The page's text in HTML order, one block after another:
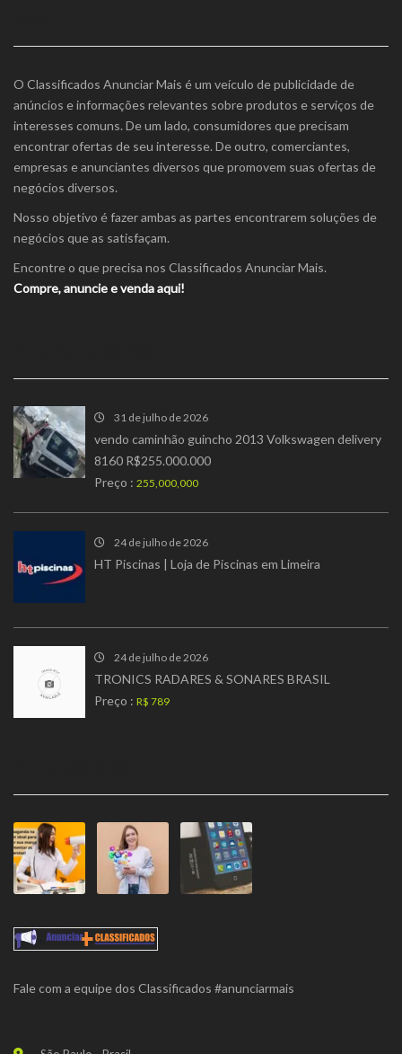
O Classificados Anunciar Mais é um veículo de publicidade de
anúncios e informações relevantes sobre produtos e serviços de
interesses comuns. De um lado, consumidores que precisam
encontrar ofertas de seu interesse. De outro, comerciantes,
empresas e anunciantes diversos que promovem suas ofertas de
negócios diversos.
Nosso objetivo é fazer ambas as partes encontrarem soluções de
negócios que as satisfaçam.
Encontre o que precisa nos Classificados Anunciar Mais.
Compre, anuncie e venda aqui!
31 de julho de 2026
vendo caminhão guincho 2013 Volkswagen delivery
8160 R$255.000.000
Preço : 255,000,000
24 de julho de 2026
HT Piscinas | Loja de Piscinas em Limeira
24 de julho de 2026
TRONICS RADARES & SONARES BRASIL
Preço : R$ 789
Fale com a equipe dos Classificados #anunciarmais